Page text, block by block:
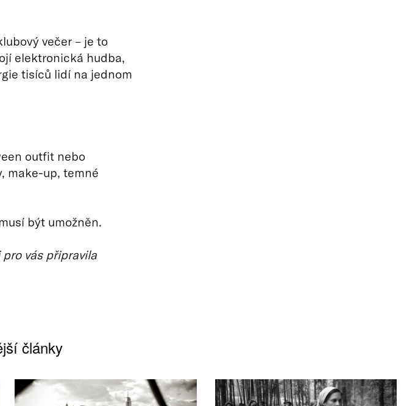
večer – je to
elektronická hudba,
tisíců lidí na jednom
outfit nebo
make-up, temné
být umožněn.
vás připravila
články